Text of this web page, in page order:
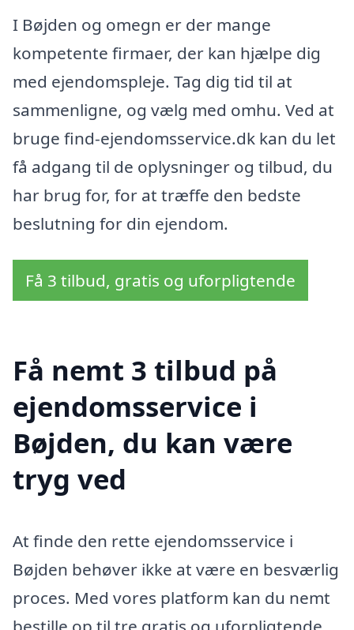
I Bøjden og omegn er der mange
kompetente firmaer, der kan hjælpe dig
med ejendomspleje. Tag dig tid til at
sammenligne, og vælg med omhu. Ved at
bruge find-ejendomsservice.dk kan du let
få adgang til de oplysninger og tilbud, du
har brug for, for at træffe den bedste
beslutning for din ejendom.
Få 3 tilbud, gratis og uforpligtende
Få nemt 3 tilbud på
ejendomsservice i
Bøjden, du kan være
tryg ved
At finde den rette ejendomsservice i
Bøjden behøver ikke at være en besværlig
proces. Med vores platform kan du nemt